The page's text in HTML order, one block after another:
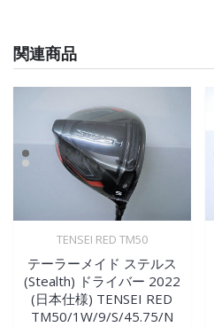
関連商品
TENSEI RED TM50
テーラーメイド ステルス
(Stealth) ドライバー 2022
(日本仕様) TENSEI RED
TM50/1W/9/S/45.75/N